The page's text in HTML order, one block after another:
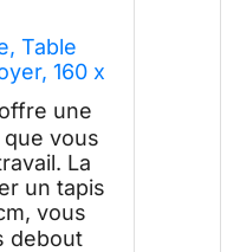
Table
160 x
une
vous
La
un tapis
vous
debout